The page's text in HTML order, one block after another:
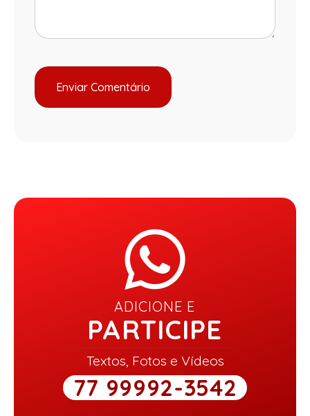
ADICIONE E
PARTICIPE
Textos, Fotos e Vídeos
77 99992-3542